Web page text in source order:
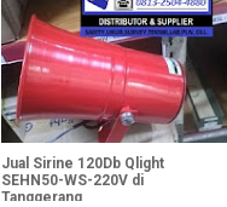
Jual Sirine 120Db Qlight
SEHN50-WS-220V di
Tanggerang